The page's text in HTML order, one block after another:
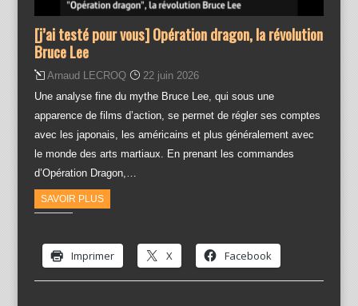
[j’ai testé pour vous] Opération dragon, la révolution
Bruce Lee
Arnaud LECROQ
22 juin 2026
Une analyse fine du mythe Bruce Lee, qui sous une
apparence de films d’action, se permet de régler ses comptes
avec les japonais, les américains et plus généralement avec
le monde des arts martiaux. En prenant les commandes
d’Opération Dragon,…
SAVOIR PLUS
Imprimer X Facebook